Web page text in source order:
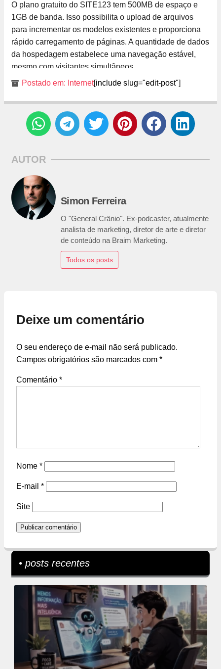
O plano gratuito do SITE123 tem 500MB de espaço e
1GB de banda. Isso possibilita o upload de arquivos
para incrementar os modelos existentes e proporciona
rápido carregamento de páginas. A quantidade de dados
da hospedagem estabelece uma navegação estável,
mesmo com visitantes simultâneos.
Postado em: Internet[include slug="edit-post"]
AUTOR
Simon Ferreira
O "General Crânio". Ex-podcaster, atualmente
analista de marketing, diretor de arte e diretor
de conteúdo na Braim Marketing.
Todos os posts
Deixe um comentário
O seu endereço de e-mail não será publicado.
Campos obrigatórios são marcados com *
Comentário *
Nome *
E-mail *
Site
• posts recentes